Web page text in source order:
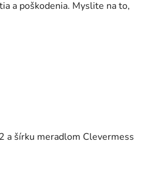
a poškodenia. Myslite na to,
a šírku meradlom Clevermess